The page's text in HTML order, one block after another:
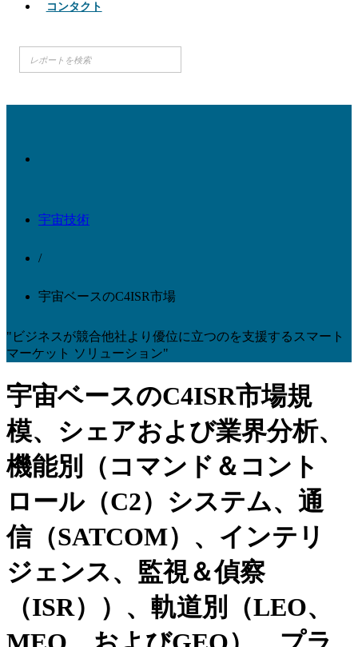
コンタクト
宇宙技術
/
宇宙ベースのC4ISR市場
"ビジネスが競合他社より優位に立つのを支援するスマート
マーケット ソリューション"
宇宙ベースのC4ISR市場規
模、シェアおよび業界分析、
機能別（コマンド＆コント
ロール（C2）システム、通
信（SATCOM）、インテリ
ジェンス、監視＆偵察
（ISR））、軌道別（LEO、